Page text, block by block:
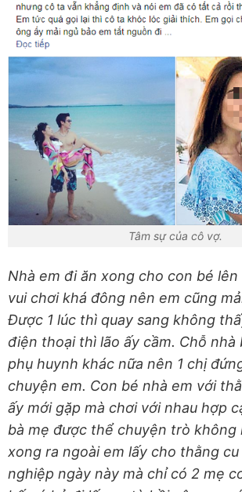
Tâm sự của cô vợ.
Nhà em đi ăn xong cho con bé lên
vui chơi khá đông nên em cũng
Được 1 lúc thì quay sang không
điện thoại thì lão ấy cầm. Chỗ nhà
phụ huynh khác nữa nên 1 chị
chuyện em. Con bé nhà em với
ấy mới gặp mà chơi với nhau hợp
bà mẹ được thể chuyện trò không
xong ra ngoài em lấy cho thằng
nghiệp ngày này mà chỉ có 2 mẹ